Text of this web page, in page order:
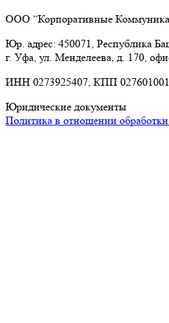
ООО “Корпоративные
Юр. адрес: 450071, Республика
г. Уфа, ул. Менделеева, д. 170,
ИНН 0273925407, КПП 027601001
Юридические документы
Политика в отношении